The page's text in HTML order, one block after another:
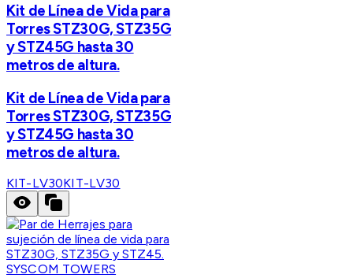
Kit de Línea de Vida para
Torres STZ30G, STZ35G
y STZ45G hasta 30
metros de altura.
Kit de Línea de Vida para
Torres STZ30G, STZ35G
y STZ45G hasta 30
metros de altura.
KIT-LV30KIT-LV30
SYSCOM TOWERS